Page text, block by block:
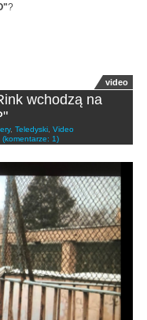
?
video
wchodzą na
, Teledyski Video
(komentarze: 1)